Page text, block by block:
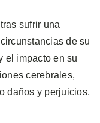
sufrir una
de su
el impacto en su
cerebrales,
daños y perjuicios,